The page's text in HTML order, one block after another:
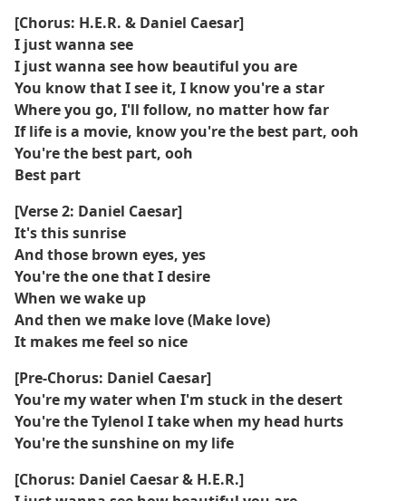
[Chorus: H.E.R. & Daniel Caesar]
I just wanna see
I just wanna see how beautiful you are
You know that I see it, I know you're a star
Where you go, I'll follow, no matter how far
If life is a movie, know you're the best part, ooh
You're the best part, ooh
Best part
[Verse 2: Daniel Caesar]
It's this sunrise
And those brown eyes, yes
You're the one that I desire
When we wake up
And then we make love (Make love)
It makes me feel so nice
[Pre-Chorus: Daniel Caesar]
You're my water when I'm stuck in the desert
You're the Tylenol I take when my head hurts
You're the sunshine on my life
[Chorus: Daniel Caesar & H.E.R.]